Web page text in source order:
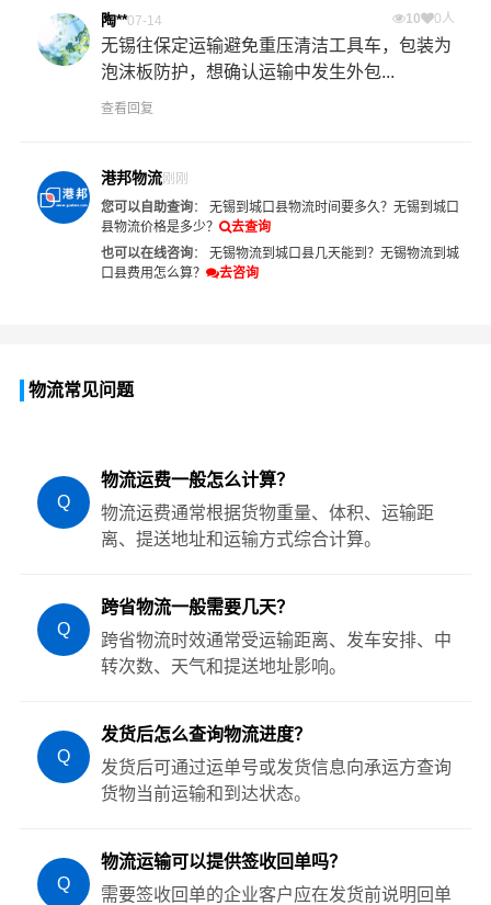
陶**07-14 10 0人
无锡往保定运输避免重压清洁工具车，包装为
泡沫板防护，想确认运输中发生外包...
查看回复
港邦物流刚刚
您可以自助查询： 无锡到城口县物流时间要多久？ 无锡到城口
县物流价格是多少？
去查询
也可以在线咨询： 无锡物流到城口县几天能到？ 无锡物流到城
口县费用怎么算？
去咨询
物流常见问题
Q
物流运费一般怎么计算？
物流运费通常根据货物重量、体积、运输距
离、提送地址和运输方式综合计算。
Q
跨省物流一般需要几天？
跨省物流时效通常受运输距离、发车安排、中
转次数、天气和提送地址影响。
Q
发货后怎么查询物流进度？
发货后可通过运单号或发货信息向承运方查询
货物当前运输和到达状态。
Q
物流运输可以提供签收回单吗？
需要签收回单的企业客户应在发货前说明回单